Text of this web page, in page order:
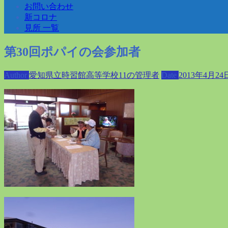
お問い合わせ
新コロナ
見所 一覧
第30回ポパイの会参加者
Author 愛知県立時習館高等学校11の管理者 Date 2013年4月24